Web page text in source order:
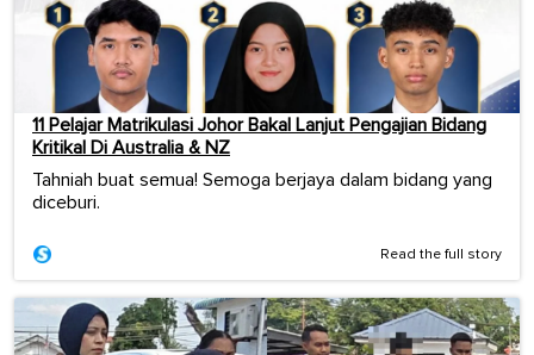
11 Pelajar Matrikulasi Johor Bakal Lanjut Pengajian Bidang
Kritikal Di Australia & NZ
Tahniah buat semua! Semoga berjaya dalam bidang yang
diceburi.
Read the full story